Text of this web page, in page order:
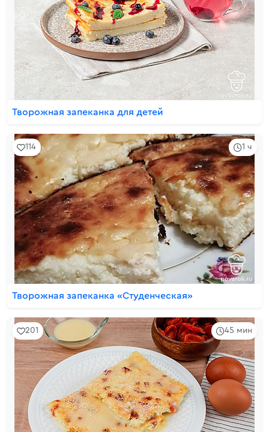
Творожная запеканка для детей
1 ч
114
Творожная запеканка «Студенческая»
45 мин
201